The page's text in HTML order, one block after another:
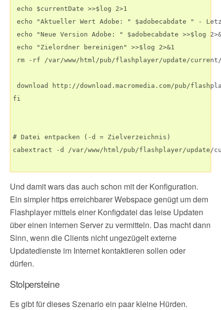
echo $currentDate >>$log 2>1
echo "Aktueller Wert Adobe: " $adobecabdate " -
echo "Neue Version Adobe: " $adobecabdate >>$log
echo "Zielordner bereinigen" >>$log 2>&1
rm -rf /var/www/html/pub/flashplayer/update/current/
download http://download.macromedia.com/pub/
fi
# Datei entpacken (-d = Zielverzeichnis)
cabextract -d /var/www/html/pub/flashplayer/update/
Und damit wars das auch schon mit der Konfiguration.
Ein simpler https erreichbarer Webspace genügt um dem
Flashplayer mittels einer Konfigdatei das leise Updaten
über einen internen Server zu vermitteln. Das macht dann
Sinn, wenn die Clients nicht ungezügelt externe
Updatedienste im Internet kontaktieren sollen oder
dürfen.
Stolpersteine
Es gibt für dieses Szenario ein paar kleine Hürden.